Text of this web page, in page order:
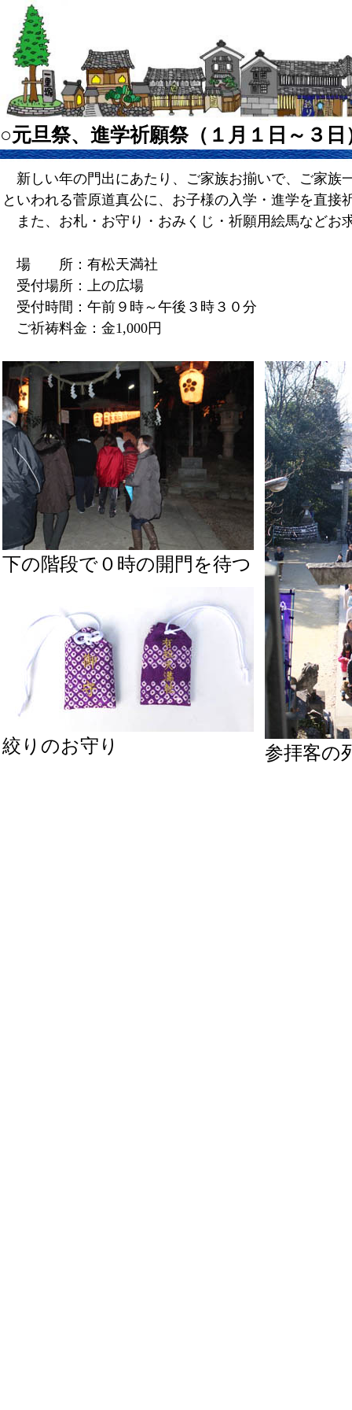
○元旦祭、進学祈願
新しい年の門出にあたり、ご家族お揃いで、ご家族
といわれる菅原道真公に、お子様の入学・進学を直接
また、お札・お守り・おみくじ・祈願用絵馬などお
場 所：有松天満社
受付場所：上の広場
受付時間：午前９時～午後３時３０分
ご祈祷料金：金1,000円
下の階段で０時の開門を待つ
参拝客の
絞りのお守り